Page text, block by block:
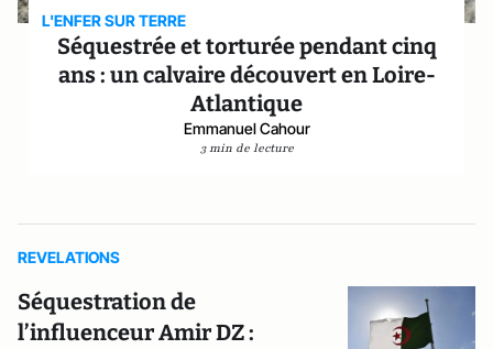
L'ENFER SUR TERRE
Séquestrée et torturée pendant cinq
ans : un calvaire découvert en Loire-
Atlantique
Emmanuel Cahour
3 min de lecture
REVELATIONS
Séquestration de
l’influenceur Amir DZ :